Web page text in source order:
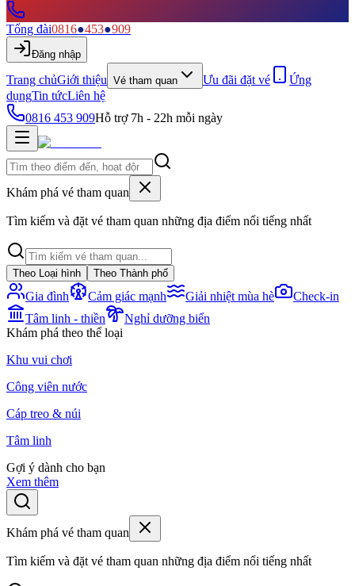
Tổng đài0816●453●909
Đăng nhập
Trang chủGiới thiệu Vé tham quan Ưu đãi đặt vé
Ứng
dụngTin tứcLiên hệ
0816 453 909Hỗ trợ 7h - 22h mỗi ngày
Khám phá vé tham quan
Tìm kiếm và đặt vé tham quan những địa điểm nổi tiếng nhất
Theo Loại hình Theo Thành phố
Gia đình Cảm giác mạnh Giải nhiệt mùa hè
Check-in
Tâm linh - thiền
Nghỉ dưỡng biển
Khám phá theo thể loại
Khu vui chơi
Công viên nước
Cáp treo & núi
Tâm linh
Gợi ý dành cho bạn
Xem thêm
Khám phá vé tham quan
Tìm kiếm và đặt vé tham quan những địa điểm nổi tiếng nhất